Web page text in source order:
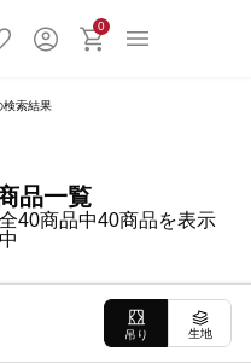
0
検索結果
品一覧
全40商品中40商品を表示
中
吊り 生地